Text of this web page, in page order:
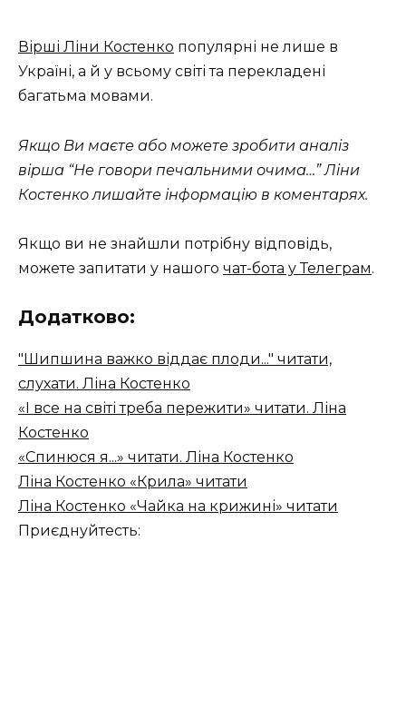
Вірші Ліни Костенко популярні не лише в
Україні, а й у всьому світі та перекладені
багатьма мовами.
Якщо Ви маєте або можете зробити аналіз
вірша “Не говори печальними очима…” Ліни
Костенко лишайте інформацію в коментарях.
Якщо ви не знайшли потрібну відповідь,
можете запитати у нашого чат-бота у Телеграм.
Додатково:
"Шипшина важко віддає плоди..." читати,
слухати. Ліна Костенко
«І все на світі треба пережити» читати. Ліна
Костенко
«Спинюся я...» читати. Ліна Костенко
Ліна Костенко «Крила» читати
Ліна Костенко «Чайка на крижині» читати
Приєднуйтесть: